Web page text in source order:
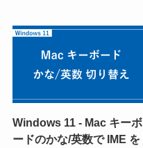
Windows 11 - Mac キーボ
ードのかな/英数で IME を